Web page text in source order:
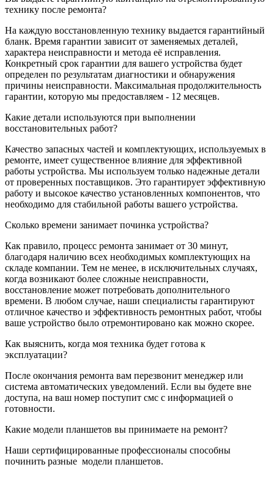
технику после ремонта?
На каждую восстановленную технику выдается гарантийный
бланк. Время гарантии зависит от заменяемых деталей,
характера неисправности и метода её исправления.
Конкретный срок гарантии для вашего устройства будет
определен по результатам диагностики и обнаружения
причины неисправности. Максимальная продолжительность
гарантии, которую мы предоставляем - 12 месяцев.
Какие детали используются при выполнении
восстановительных работ?
Качество запасных частей и комплектующих, используемых в
ремонте, имеет существенное влияние для эффективной
работы устройства. Мы используем только надежные детали
от проверенных поставщиков. Это гарантирует эффективную
работу и высокое качество установленных компонентов, что
необходимо для стабильной работы вашего устройства.
Сколько времени занимает починка устройства?
Как правило, процесс ремонта занимает от 30 минут,
благодаря наличию всех необходимых комплектующих на
складе компании. Тем не менее, в исключительных случаях,
когда возникают более сложные неисправности,
восстановление может потребовать дополнительного
времени. В любом случае, наши специалисты гарантируют
отличное качество и эффективность ремонтных работ, чтобы
ваше устройство было отремонтировано как можно скорее.
Как выяснить, когда моя техника будет готова к
эксплуатации?
После окончания ремонта вам перезвонит менеджер или
система автоматических уведомлений. Если вы будете вне
доступа, на ваш номер поступит смс с информацией о
готовности.
Какие модели планшетов вы принимаете на ремонт?
Наши сертифицированные профессионалы способны
починить разные модели планшетов.